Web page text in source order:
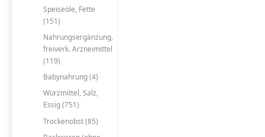
Speiseöle, Fette
(151)
Nahrungsergänzung,
freiverk. Arzneimittel
(119)
Babynahrung (4)
Würzmittel, Salz,
Essig (751)
Trockenobst (85)